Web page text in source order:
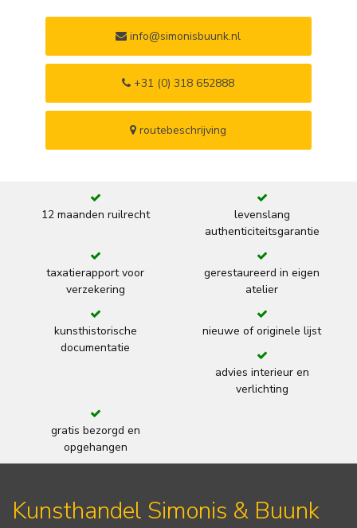
info@simonisbuunk.nl
+31 (0) 318 652888
routebeschrijving
12 maanden ruilrecht
levenslang
authenticiteitsgarantie
taxatierapport voor
verzekering
gerestaureerd in eigen
atelier
kunsthistorische
documentatie
nieuwe of originele lijst
advies interieur en
verlichting
gratis bezorgd en
opgehangen
Kunsthandel Simonis & Buunk